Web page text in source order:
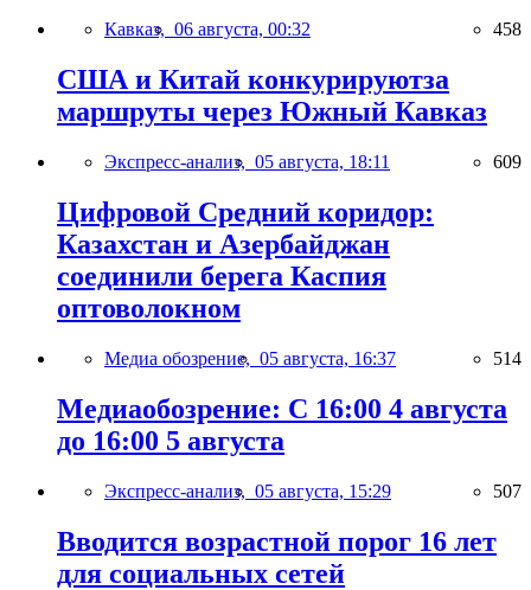
Кавказ, 06 августа, 00:32 458
США и Китай конкурируютза
маршруты через Южный Кавказ
Экспресс-анализ, 05 августа, 18:11 609
Цифровой Средний коридор:
Казахстан и Азербайджан
соединили берега Каспия
оптоволокном
Медиа обозрение, 05 августа, 16:37 514
Медиаобозрение: С 16:00 4 августа
до 16:00 5 августа
Экспресс-анализ, 05 августа, 15:29 507
Вводится возрастной порог 16 лет
для социальных сетей